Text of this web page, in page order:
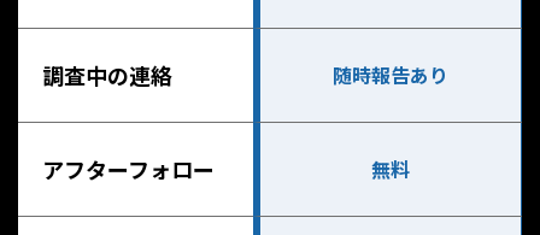
調査中の連絡 随時報告あり
アフターフォロー 無料